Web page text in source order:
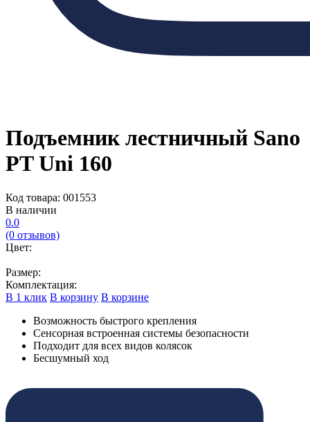
Подъемник лестничный Sano
PT Uni 160
Код товара: 001553
В наличии
0.0
(0 отзывов)
Цвет:
Размер:
Комплектация:
В 1 клик В корзину В корзине
Возможность быстрого крепления
Сенсорная встроенная системы безопасности
Подходит для всех видов колясок
Бесшумный ход